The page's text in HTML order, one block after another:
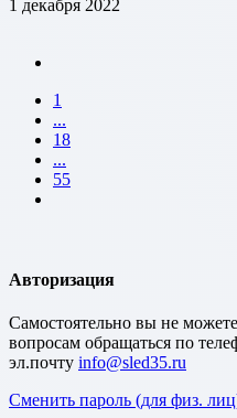
1 декабря 2022
1
...
18
...
55
Авторизация
Cамостоятельно вы не
вопросам обращаться по
эл.почту
Сменить пароль (для физ.